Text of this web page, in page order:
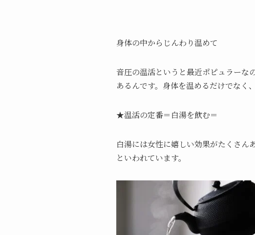
身体の中からじんわり温めて
音圧の温活というと最近ポピュラーな
あるんです。身体を温めるだけでなく
★温活の定番＝白湯を飲む＝
白湯には女性に嬉しい効果がたくさん
といわれています。